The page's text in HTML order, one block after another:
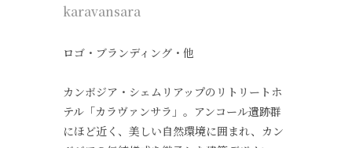
karavansara
ロゴ・ブランディング・他
カンボジア・シェムリアップのリトリートホ
テル「カラヴァンサラ」。アンコール遺跡群
にほど近く、美しい自然環境に囲まれ、カン